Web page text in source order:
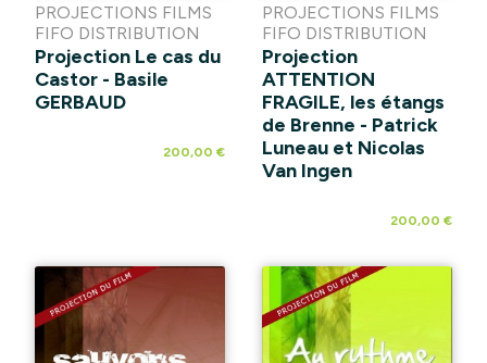
PROJECTIONS FILMS
FIFO DISTRIBUTION
Projection Le cas du
Castor - Basile
GERBAUD
200,00 €
PROJECTIONS FILMS
FIFO DISTRIBUTION
Projection
ATTENTION
FRAGILE, les étangs
de Brenne - Patrick
Luneau et Nicolas
Van Ingen
200,00 €